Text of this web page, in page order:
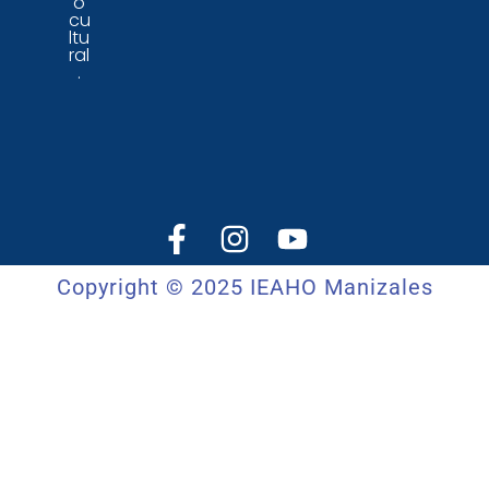
cu
ltu
ral
.
Copyright © 2025 IEAHO Manizales